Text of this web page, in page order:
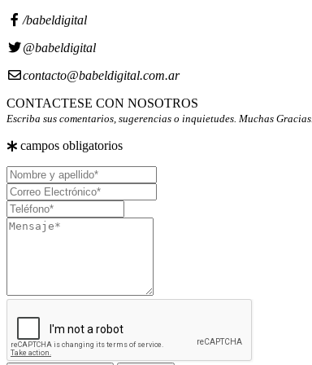
/babeldigital
@babeldigital
contacto@babeldigital.com.ar
CONTACTESE CON NOSOTROS
Escriba sus comentarios, sugerencias o inquietudes. Muchas Gracias.
campos obligatorios
Nombre
y
apellido
Correo
Electrónico
Teléfono
Mensaje